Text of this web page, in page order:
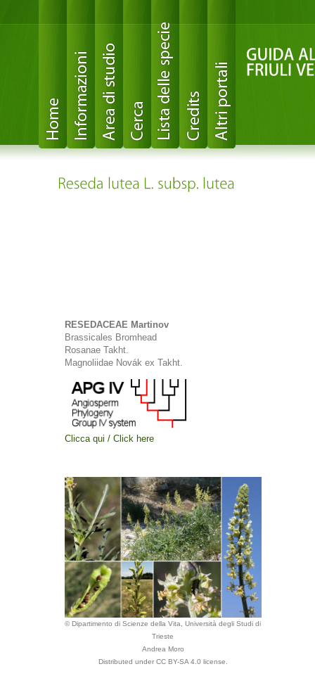
RESEDACEAE Martinov
Brassicales Bromhead
Rosanae Takht.
Magnoliidae Novák ex Takht.
Clicca qui / Click here
© Dipartimento di Scienze della Vita, Università degli Studi di
Trieste
Andrea Moro
Distributed under CC BY-SA 4.0 license.